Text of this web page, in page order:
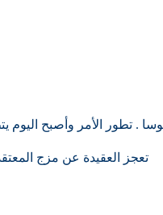
. تطور الأمر وأصبح
تعجز العقيدة عن مزج